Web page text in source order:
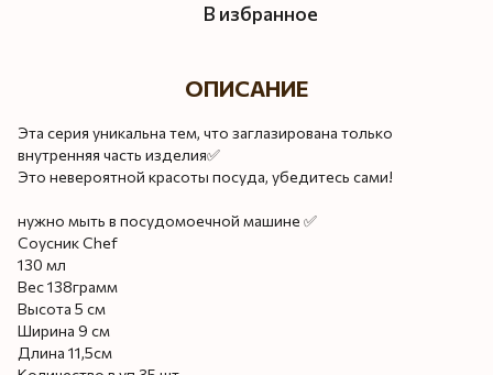
В избранное
ОПИСАНИЕ
Эта серия уникальна тем, что заглазирована только
внутренняя часть изделия✅
Это невероятной красоты посуда, убедитесь сами!
нужно мыть в посудомоечной машине ✅
Соусник Chef
130 мл
Вес 138грамм
Высота 5 см
Ширина 9 см
Длина 11,5см